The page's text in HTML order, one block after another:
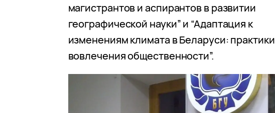
магистрантов и аспирантов в развитии
географической науки” и “Адаптация к
изменениям климата в Беларуси: практики
вовлечения общественности”.